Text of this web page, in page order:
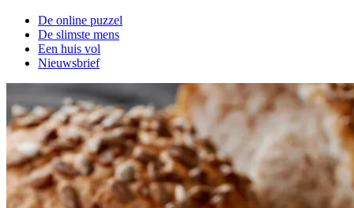
De online puzzel
De slimste mens
Een huis vol
Nieuwsbrief